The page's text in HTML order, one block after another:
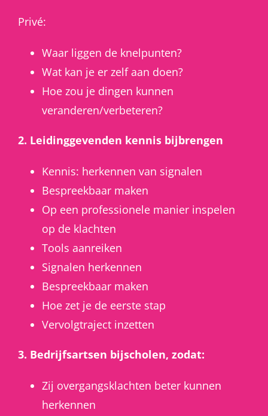
Privé:
Waar liggen de knelpunten?
Wat kan je er zelf aan doen?
Hoe zou je dingen kunnen
veranderen/verbeteren?
2. Leidinggevenden kennis bijbrengen
Kennis: herkennen van signalen
Bespreekbaar maken
Op een professionele manier inspelen
op de klachten
Tools aanreiken
Signalen herkennen
Bespreekbaar maken
Hoe zet je de eerste stap
Vervolgtraject inzetten
3. Bedrijfsartsen bijscholen, zodat:
Zij overgangsklachten beter kunnen
herkennen